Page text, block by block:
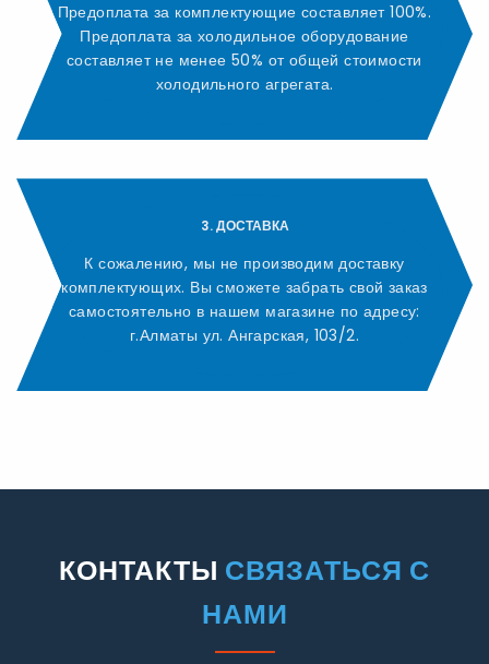
Предоплата за комплектующие составляет 100%.
Предоплата за холодильное оборудование
составляет не менее 50% от общей стоимости
холодильного агрегата.
3. ДОСТАВКА
К сожалению, мы не производим доставку
комплектующих. Вы сможете забрать свой заказ
самостоятельно в нашем магазине по адресу:
г.Алматы ул. Ангарская, 103/2.
КОНТАКТЫ СВЯЗАТЬСЯ С
НАМИ